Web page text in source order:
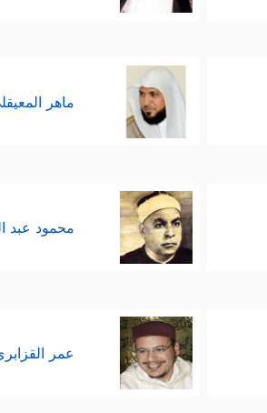
ماهر
محمود عبد
عمر